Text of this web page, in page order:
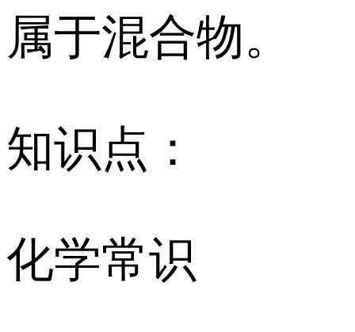
属于混合物。
知识点：
化学常识